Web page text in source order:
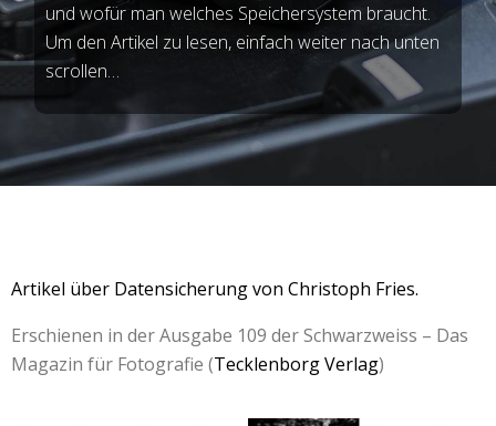
und wofür man welches Speichersystem braucht.
Um den Artikel zu lesen, einfach weiter nach unten
scrollen…
Artikel über Datensicherung von Christoph Fries.
Erschienen in der Ausgabe 109 der Schwarzweiss – Das
Magazin für Fotografie (Tecklenborg Verlag)